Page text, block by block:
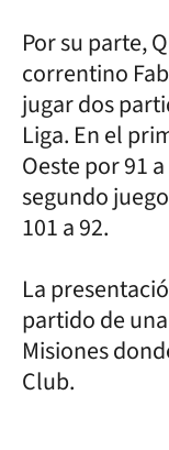
Por su parte,
correntino
jugar dos
Liga. En el
Oeste por 91
segundo
101 a 92.
La
partido de
Misiones
Club.